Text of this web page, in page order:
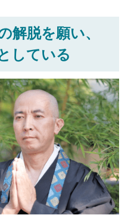
解脱を願い、
している